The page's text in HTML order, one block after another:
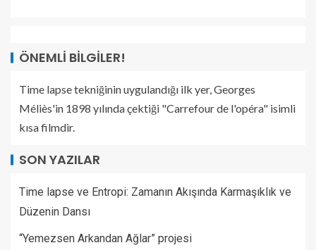
ÖNEMLI BILGILER!
Time lapse tekniğinin uygulandığı ilk yer, Georges
Méliès'in 1898 yılında çektiği "Carrefour de l'opéra" isimli
kısa filmdir.
SON YAZILAR
Time lapse ve Entropi: Zamanın Akışında Karmaşıklık ve
Düzenin Dansı
“Yemezsen Arkandan Ağlar” projesi